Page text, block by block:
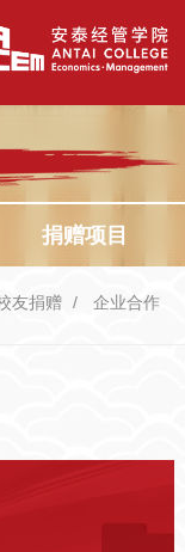
捐赠项目
友捐赠 企业合作